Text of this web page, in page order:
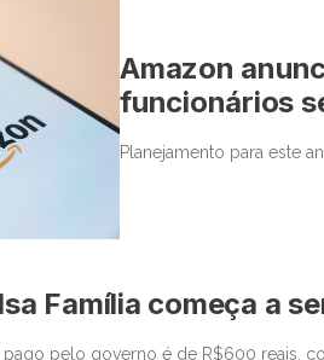
Amazon
funcionários
Planejamento para este
Família começa a
pelo governo é de R$600 reais,